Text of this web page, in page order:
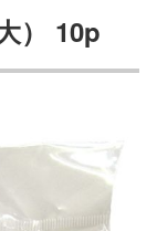
） 10p